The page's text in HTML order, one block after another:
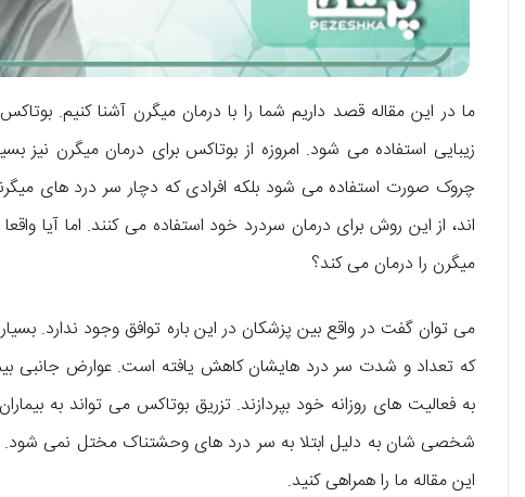
ما در این مقاله قصد داریم شما را با درمان میگرن آشنا کنیم.
زیبایی استفاده می شود. امروزه از بوتاکس برای درمان میگرن نیز
چروک صورت استفاده می شود بلکه افرادی که دچار سر درد های
اند، از این روش برای درمان سردرد خود استفاده می کنند. اما آیا
میگرن را درمان می کند؟
می توان گفت در واقع بین پزشکان در این باره توافق وجود ندارد.
که تعداد و شدت سر درد هایشان کاهش یافته است. عوارض جانبی
به فعالیت های روزانه خود بپردازند. تزریق بوتاکس می تواند به
شخصی شان به دلیل ابتلا به سر درد های وحشتناک مختل نمی شود.
این مقاله ما را همراهی کنید.